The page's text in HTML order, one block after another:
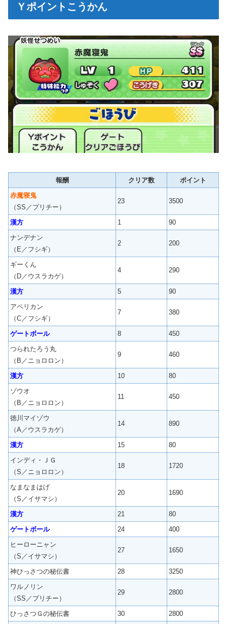
Ｙポイントこうかん
報酬 クリア数
ポイント
赤魔寝鬼
（SS／プリチー）
23 3500
漢方 1
90
ナンデナン
（E／フシギ）
2 200
ギーくん
（D／ウスラカゲ）
4 290
漢方 5
90
アペリカン
（C／フシギ）
7 380
ゲートボール 8
450
つられたろう丸
（B／ニョロロン）
9 460
漢方 10
80
ゾウオ
（B／ニョロロン）
11 450
徳川マイゾウ
（A／ウスラカゲ）
14 890
漢方 15
80
インディ・ＪＧ
（S／ニョロロン）
18 1720
なまなまはげ
（S／イサマシ）
20 1690
漢方 21
80
ゲートボール
24
400
ヒーローニャン
（S／イサマシ）
27 1650
神ひっさつの秘伝書 28
3250
ワルノリン
（SS／プリチー）
29 2800
ひっさつＧの秘伝書 30
2800